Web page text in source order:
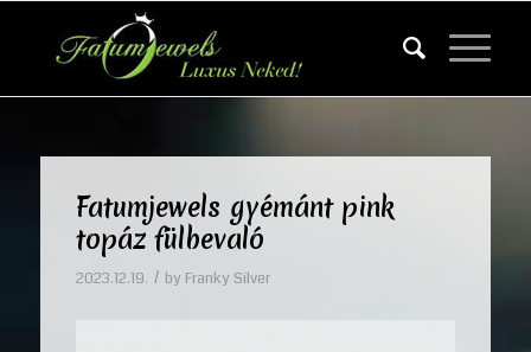
Fatumjewels gyémánt pink
topáz fülbevaló
2023.12.19. / by Franky Silver